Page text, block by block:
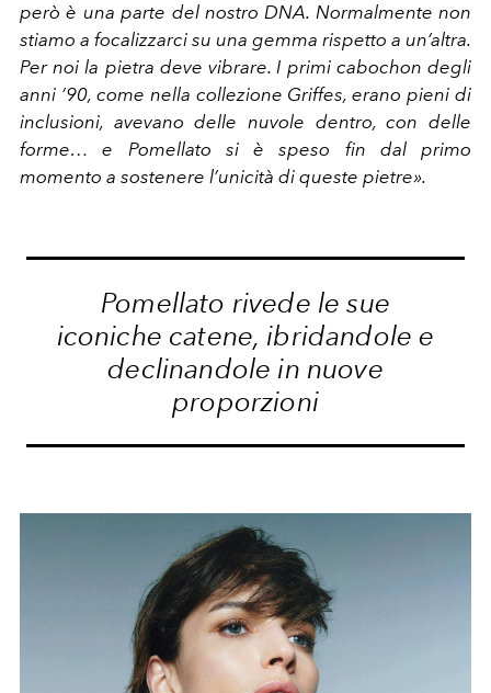
però è una parte del nostro DNA. Normalmente non
stiamo a focalizzarci su una gemma rispetto a un’altra.
Per noi la pietra deve vibrare. I primi cabochon degli
anni ’90, come nella collezione Griffes, erano pieni di
inclusioni, avevano delle nuvole dentro, con delle
forme… e Pomellato si è speso fin dal primo
momento a sostenere l’unicità di queste pietre».
Pomellato rivede le sue
iconiche catene, ibridandole e
declinandole in nuove
proporzioni